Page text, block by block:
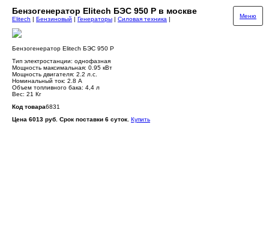
Бензогенератор Elitech БЭС 950 Р в москве
Меню
Elitech | Бензиновый | Генераторы | Силовая техника |
Бензогенератор Elitech БЭС 950 Р
Тип электростанции: однофазная
Мощность максимальная: 0.95 кВт
Мощность двигателя: 2.2 л.с.
Номинальный ток: 2.8 A
Объем топливного бака: 4,4 л
Вес: 21 Кг
Код товара6831
Цена 6013 руб. Срок поставки 6 суток. Купить